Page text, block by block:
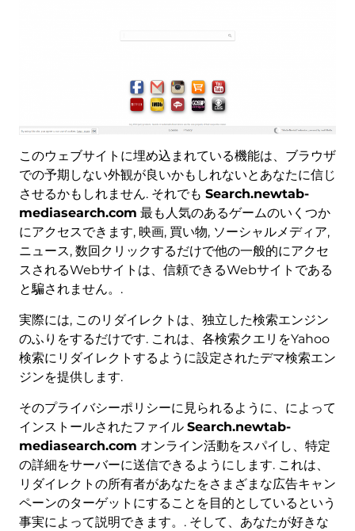
このウェブサイトに埋め込まれている機能は、ブラウザ
での予期しない外観が良いかもしれないとあなたに信じ
させるかもしれません. それでも Search.newtab-
mediasearch.com 最も人気のあるゲームのいくつか
にアクセスできます, 映画, 買い物, ソーシャルメディア,
ニュース, 数回クリックするだけで他の一般的にアクセ
スされるWebサイトは、信頼できるWebサイトである
と騙されません。.
実際には, このリダイレクトは、独立した検索エンジン
のふりをするだけです. これは、各検索クエリをYahoo
検索にリダイレクトするように設定されたデマ検索エン
ジンを提供します.
そのプライバシーポリシーに見られるように、によって
インストールされたファイル Search.newtab-
mediasearch.com オンライン活動をスパイし、特定
の詳細をサーバーに送信できるようにします. これは、
リダイレクトの所有者があなたをさまざまな広告キャン
ペーンのターゲットにすることを目的としているという
事実によって説明できます。. そして、あなたが好きな